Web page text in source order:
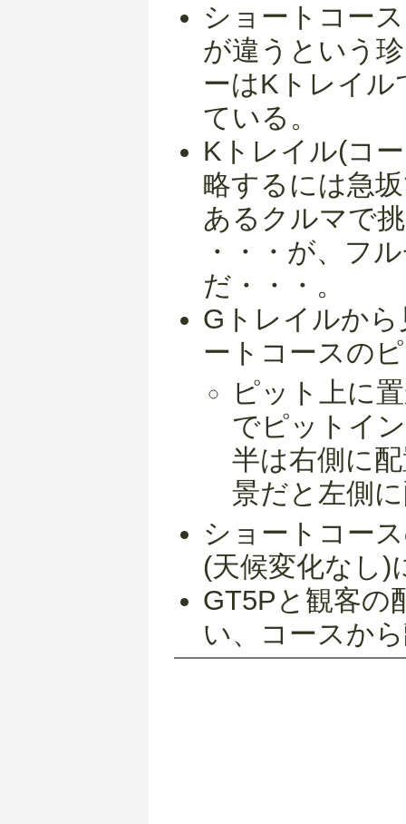
ショートコー
が違うという
ーはKトレイ
ている。
Kトレイル(コ
略するには急
あるクルマで
・・・が、フ
だ・・・。
Gトレイルか
ートコースの
ピット上に
でピットイ
半は右側に
景だと左側
ショートコー
(天候変化なし)
GT5Pと観客の
い、コースか